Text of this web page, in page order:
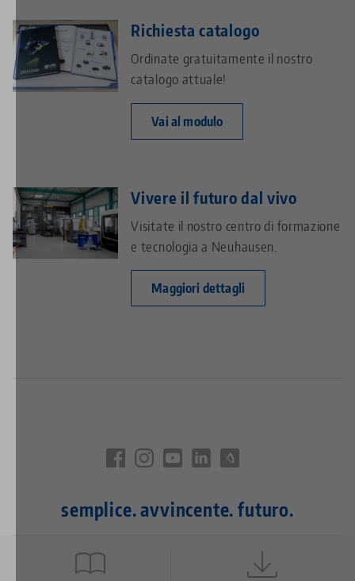
Richiesta catalogo
Ordinate gratuitamente il nostro
catalogo attuale!
Vai al modulo
Vivere il futuro dal vivo
Visitate il nostro centro di formazione
e tecnologia a Neuhausen.
Maggiori dettagli
semplice. avvincente. futuro.
Quicklinks